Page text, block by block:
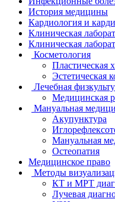
История медицины
Кардиология и
Клиническая
Клиническая
Косметология
Пластическая
Эстетическая
Лечебная
Медицинская
Мануальная
Акупунктура
Мануальная
Остеопатия
Медицинское право
Методы
КТ и МРТ
Лучевая